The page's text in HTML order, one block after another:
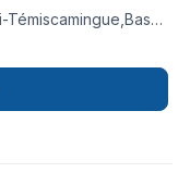
spécialiste de
vos projets les